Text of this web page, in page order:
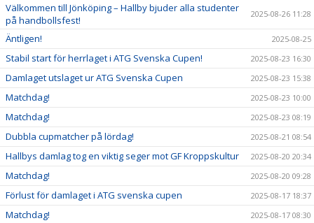
Välkommen till Jönköping – Hallby bjuder alla studenter
på handbollsfest!
2025-08-26 11:28
Äntligen! 2025-08-25
Stabil start för herrlaget i ATG Svenska Cupen! 2025-08-23 16:30
Damlaget utslaget ur ATG Svenska Cupen 2025-08-23 15:38
Matchdag! 2025-08-23 10:00
Matchdag! 2025-08-23 08:19
Dubbla cupmatcher på lördag! 2025-08-21 08:54
Hallbys damlag tog en viktig seger mot GF Kroppskultur 2025-08-20 20:34
Matchdag! 2025-08-20 09:28
Förlust för damlaget i ATG svenska cupen 2025-08-17 18:37
Matchdag! 2025-08-17 08:30